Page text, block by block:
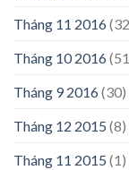
Tháng 11 2016
Tháng 10 2016
Tháng 9 2016(30)
Tháng 12 2015 (8)
Tháng 11 2015 (1)